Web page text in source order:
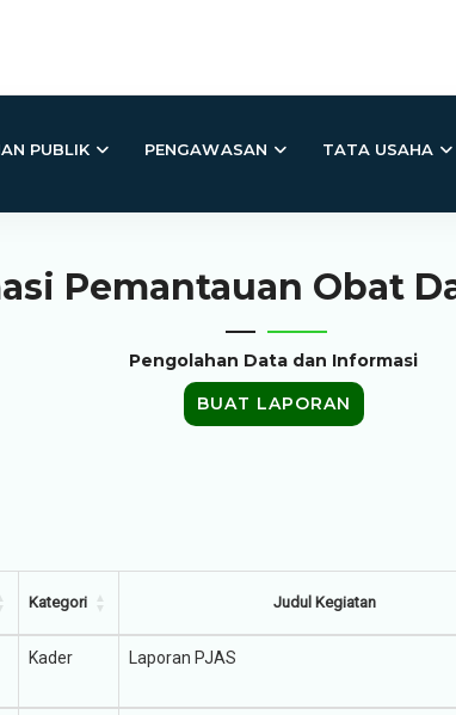
PUBLIK PENGAWASAN TATA USAHA
Pemantauan Obat
Pengolahan Data dan Informasi
BUAT LAPORAN
Kategori Judul Kegiatan
Kader Laporan PJAS